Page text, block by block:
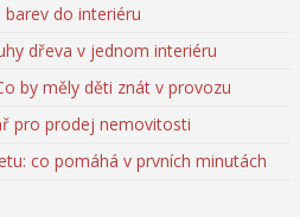
do interiéru
dřeva v jednom interiéru
by měly děti znát v provozu
pro prodej nemovitosti
co pomáhá v prvních minutách